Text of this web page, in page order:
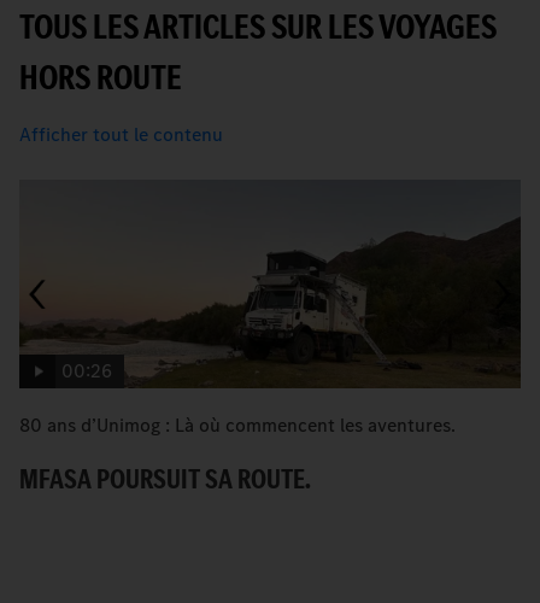
TOUS LES ARTICLES SUR LES VOYAGES
HORS ROUTE
Afficher tout le contenu
00:26
80 ans d’Unimog : Là où commencent les aventures.
MFASA POURSUIT SA ROUTE.